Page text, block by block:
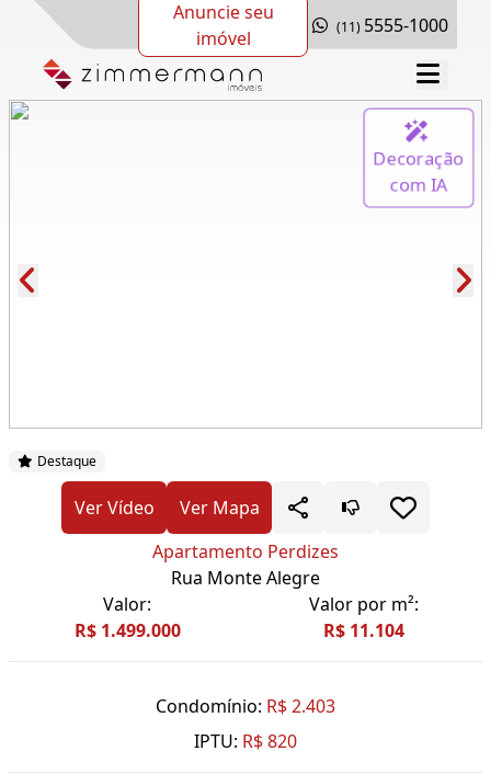
Anuncie seu
imóvel
(11) 5555-1000
Decoração
com IA
Destaque
Ver Vídeo
Ver Mapa
Apartamento Perdizes
Rua Monte Alegre
Valor:
R$ 1.499.000
Valor por m²:
R$ 11.104
Condomínio: R$ 2.403
IPTU: R$ 820